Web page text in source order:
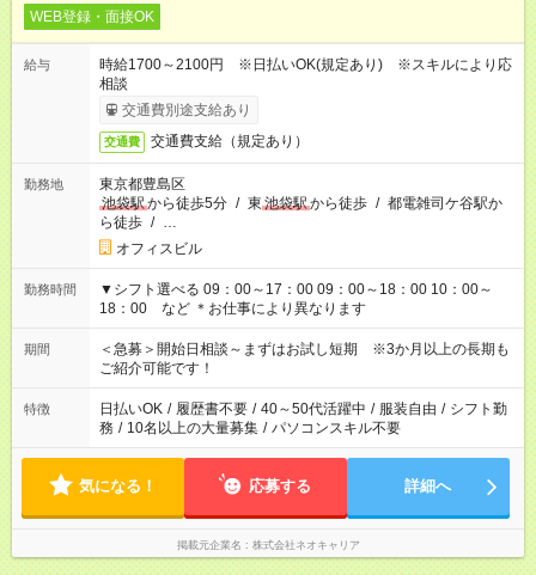
WEB登録・面接OK
給与
時給1700～2100円 ※日払いOK(規定あり) ※スキルにより応
相談
交通費別途支給あり
交通費 交通費支給（規定あり）
勤務地
東京都豊島区
池袋駅から徒歩5分 / 東 池袋駅から徒歩 / 都電雑司ケ谷駅か
ら徒歩 / …
オフィスビル
勤務時間
▼シフト選べる 09：00～17：00 09：00～18：00 10：00～
18：00 など ＊お仕事により異なります
期間
＜急募＞開始日相談～まずはお試し短期 ※3か月以上の長期も
ご紹介可能です！
特徴 日払いOK / 履歴書不要 / 40～50代活躍中 / 服装自由 / シフト勤
務 / 10名以上の大量募集 / パソコンスキル不要
気になる！ 応募する 詳細へ
掲載元企業名 株式会社ネオキャリア